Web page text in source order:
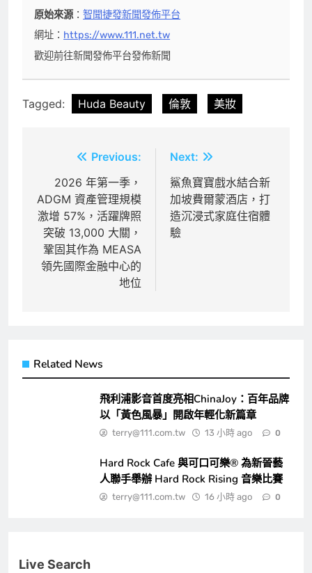
原始來源：智聞捷發新聞發佈平台
網址： https://www.111.net.tw
歡迎前往新聞發佈平台發佈新聞
Tagged: Huda Beauty 倫敦 美妝
導
覽
Previous:
2026 年第一季，
ADGM 資產管理規模
激增 57%，活躍牌照
突破 13,000 大關，
鞏固其作為 MEASA
領先國際金融中心的
地位
Next:
鯊魚寶寶戲水結合新
加坡費爾蒙酒店，打
造沉浸式家庭住宿體
驗
Related News
飛利浦影音首度亮相ChinaJoy：百年品牌
以「黃色風暴」開啟年輕化新篇章
terry@111.com.tw 13 小時 ago 0
Hard Rock Cafe 與可口可樂® 為新晉藝
人聯手舉辦 Hard Rock Rising 音樂比賽
terry@111.com.tw 16 小時 ago 0
Live Search